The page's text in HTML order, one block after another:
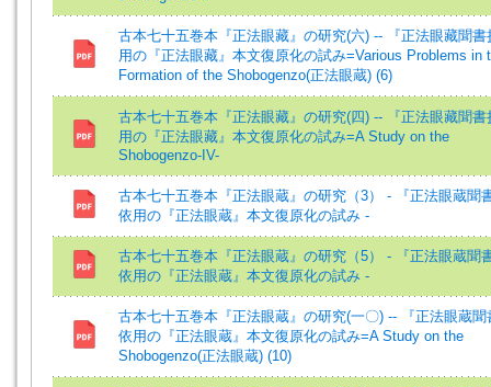
古本七十五巻本『正法眼藏』の研究(六) -- 『正法眼藏聞書
用の『正法眼藏』本文復原化の試み=Various Problems in
Formation of the Shobogenzo(正法眼蔵) (6)
古本七十五巻本『正法眼藏』の研究(四) -- 『正法眼藏聞書
用の『正法眼藏』本文復原化の試み=A Study on the
Shobogenzo-IV-
古本七十五巻本『正法眼蔵』の研究（3） ‐ 『正法眼蔵聞
依用の『正法眼蔵』本文復原化の試み ‐
古本七十五巻本『正法眼蔵』の研究（5） ‐ 『正法眼蔵聞
依用の『正法眼蔵』本文復原化の試み ‐
古本七十五巻本『正法眼蔵』の研究(一〇) -- 『正法眼蔵聞
依用の『正法眼蔵』本文復原化の試み=A Study on the
Shobogenzo(正法眼蔵) (10)